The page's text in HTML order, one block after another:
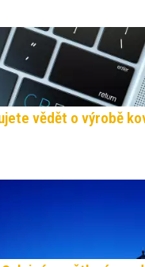
vědět o výrobě